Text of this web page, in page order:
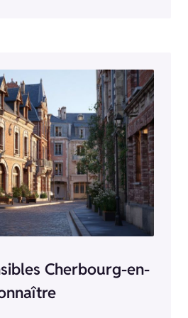
Cherbourg-en-